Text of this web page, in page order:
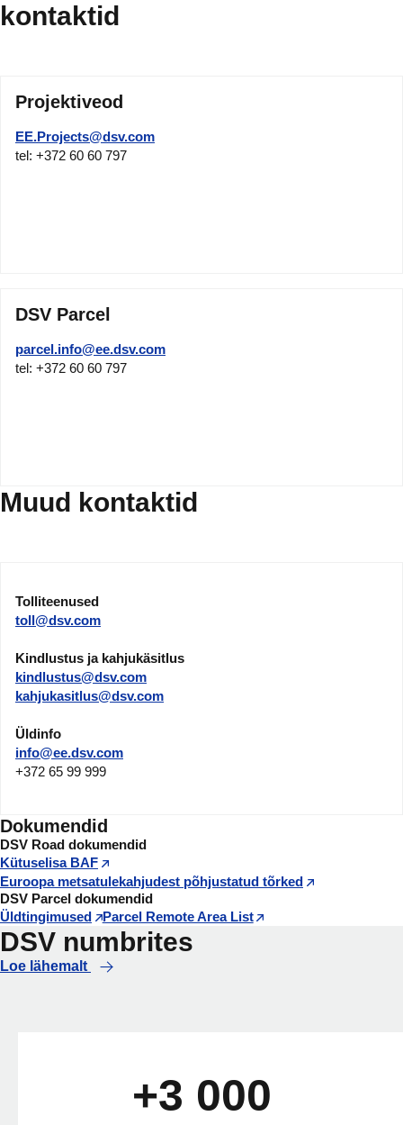
kontaktid
Projektiveod
EE.Projects@dsv.com
tel: +372 60 60 797
DSV Parcel
parcel.info@ee.dsv.com
tel: +372 60 60 797
Muud kontaktid
Tolliteenused
toll@dsv.com
Kindlustus ja kahjukäsitlus
kindlustus@dsv.com
kahjukasitlus@dsv.com
Üldinfo
info@ee.dsv.com
+372 65 99 999
Dokumendid
DSV Road dokumendid
Kütuselisa BAF
Euroopa metsatulekahjudest põhjustatud tõrked
DSV Parcel dokumendid
Üldtingimused
Parcel Remote Area List
DSV numbrites
Loe lähemalt
+3 000